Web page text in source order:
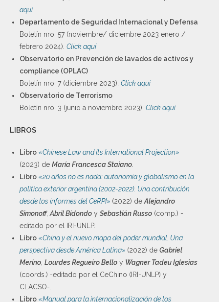
aquí
Departamento de Seguridad Internacional y Defensa
Boletín nro. 57 (noviembre/ diciembre 2023 enero /
febrero 2024). Click aquí
Observatorio en Prevención de lavados de activos y
compliance (OPLAC)
Boletín nro. 7 (diciembre 2023). Click aquí
Observatorio de Terrorismo
Boletín nro. 3 (junio a noviembre 2023). Click aquí
LIBROS
Libro «Chinese Law and Its International Projection»
(2023) de María Francesca Staiano.
Libro «20 años no es nada: autonomía y globalismo en la
política exterior argentina (2002-2022). Una contribución
desde los informes del CeRPI» (2022) deAlejandro
Simonoff,Abril Bidondo y Sebastián Russo (comp.) -
editado por el IRI-UNLP.
Libro «China y el nuevo mapa del poder mundial. Una
perspectiva desde América Latina» (2022) de Gabriel
Merino, Lourdes Regueiro Bello y Wagner Tadeu Iglesias
(coords.) -editado por el CeChino (IRI-UNLP) y
CLACSO-.
Libro «Manual para la internacionalización de los